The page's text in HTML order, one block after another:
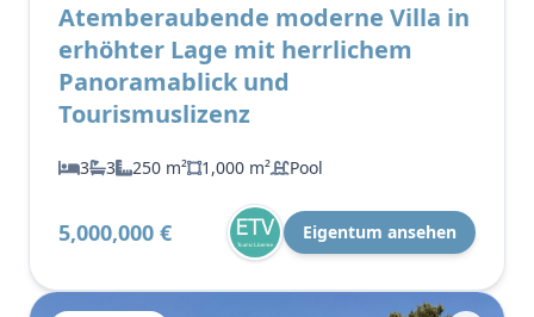
Atemberaubende moderne Villa in
erhöhter Lage mit herrlichem
Panoramablick und
Tourismuslizenz
3 3 250 m² 1,000 m² Pool
5,000,000 € Eigentum ansehen